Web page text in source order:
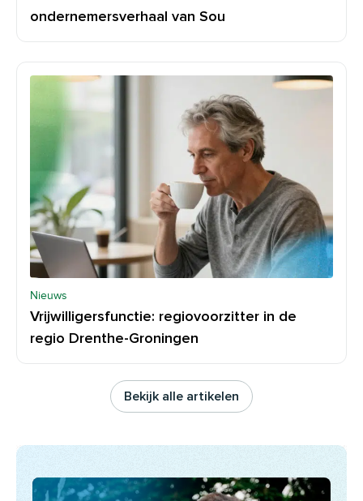
ondernemersverhaal van Sou
Nieuws
Vrijwilligersfunctie: regiovoorzitter in de
regio Drenthe-Groningen
Bekijk alle artikelen